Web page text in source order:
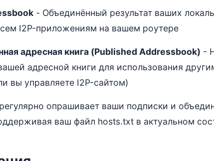
- Объединённый результат ваших
I2P-приложениям на вашем роутере
адресная книга (Published Addressbook) -
адресной книги для использования
вы управляете I2P-сайтом)
опрашивает ваши подписки и
ваш файл hosts.txt в актуальном